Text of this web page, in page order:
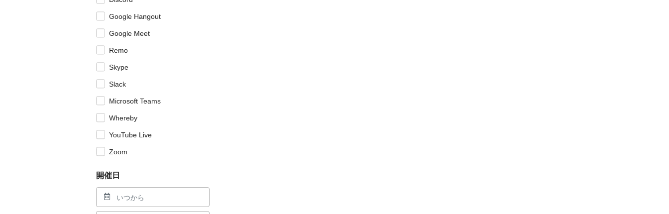
Google Hangout
Google Meet
Remo
Skype
Slack
Microsoft Teams
Whereby
YouTube Live
Zoom
開催日